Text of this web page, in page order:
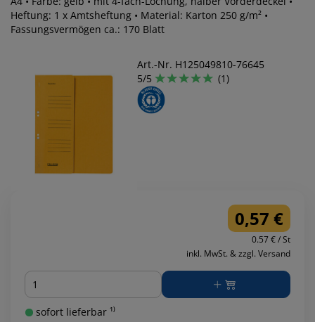
Heftung: 1 x Amtsheftung • Material: Karton 250 g/m² •
Fassungsvermögen ca.: 170 Blatt
Art.-Nr. H125049810-76645
5/5
(1)
0,57 €
0.57 € / St
inkl. MwSt. & zzgl. Versand
Menge
sofort lieferbar ¹⁾